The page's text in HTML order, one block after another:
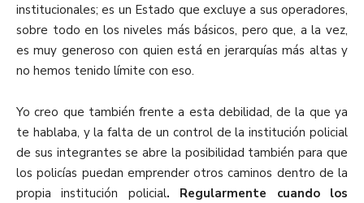
institucionales; es un Estado que excluye a sus operadores,
sobre todo en los niveles más básicos, pero que, a la vez,
es muy generoso con quien está en jerarquías más altas y
no hemos tenido límite con eso.
Yo creo que también frente a esta debilidad, de la que ya
te hablaba, y la falta de un control de la institución policial
de sus integrantes se abre la posibilidad también para que
los policías puedan emprender otros caminos dentro de la
propia institución policial. Regularmente cuando los